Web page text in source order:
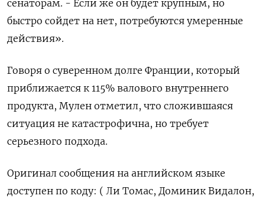
сенаторам. - Если же он будет крупным, но
быстро сойдет ​на нет, потребуются ⁠умеренные
действия».
Говоря о суверенном долге Франции, который
приближается к 115% валового внутреннего
‌продукта, Мулен отметил, что сложившаяся
ситуация не катастрофична, ‌но требует
серьезного подхода.
Оригинал сообщения на английском языке
доступен ​по коду: ( Ли Томас, Доминик Видалон,